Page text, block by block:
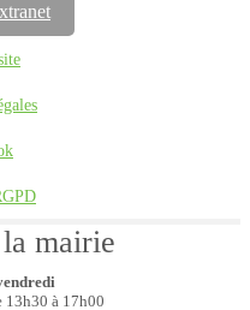
mairie
13h30 à 17h00